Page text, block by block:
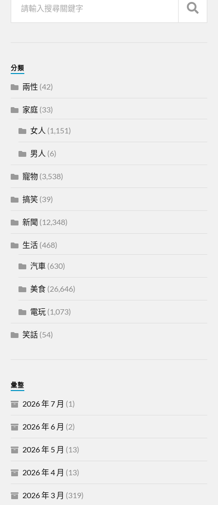
分類
兩性 (42)
家庭 (33)
女人 (1,151)
男人 (6)
寵物 (3,538)
搞笑 (39)
新聞 (12,348)
生活 (468)
汽車 (630)
美食 (26,646)
電玩 (1,073)
笑話 (54)
彙整
2026 年 7 月 (1)
2026 年 6 月 (2)
2026 年 5 月 (13)
2026 年 4 月 (13)
2026 年 3 月 (319)